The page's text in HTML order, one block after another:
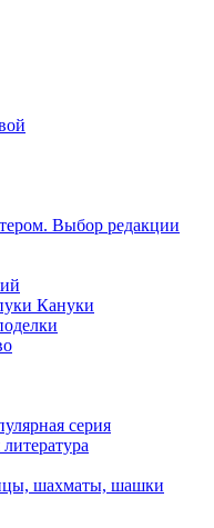
Выбор редакции
Кануки
серия
шахматы, шашки